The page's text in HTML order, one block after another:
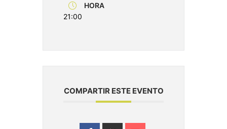
HORA
21:00
COMPARTIR ESTE EVENTO